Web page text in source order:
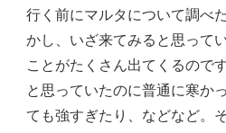
行く前にマルタについて調べ
かし、いざ来てみると思って
ことがたくさん出てくるので
と思っていたのに普通に寒か
ても強すぎたり、などなど。